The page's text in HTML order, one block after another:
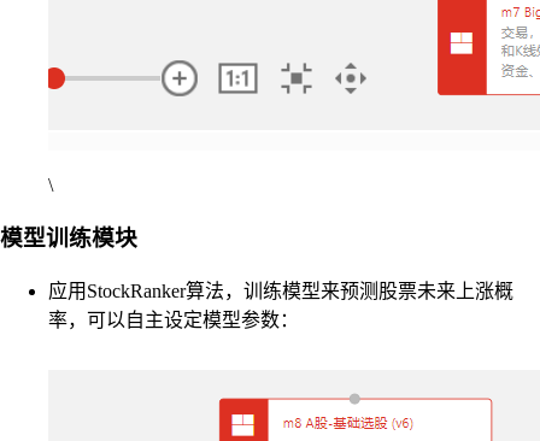
\
模型训练模块
应用StockRanker算法，训练模型来预测股票未来上涨概
率，可以自主设定模型参数：